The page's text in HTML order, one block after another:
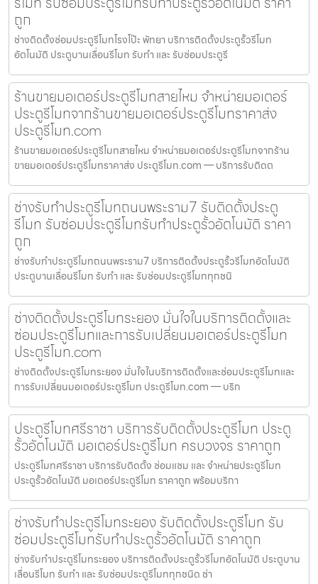
ถูก
ช่างติดตั้งซ่อมประตูรีโมทโรงโป๊ะ พัทยา บริการติดตั้งประตูรั้วรีโมท
อัตโนมัติ ประตูบานเลื่อนรีโมท รับทำ และ รับซ่อมประตูรี
ร้านขายมอเตอร์ประตูรีโมทสายไหม จำหน่ายมอเตอร์
ประตูรีโมทจากร้านขายมอเตอร์ประตูรีโมทราคาส่ง
ประตูรีโมท.com
ร้านขายมอเตอร์ประตูรีโมทสายไหม จำหน่ายมอเตอร์ประตูรีโมทจากร้าน
ขายมอเตอร์ประตูรีโมทราคาส่ง ประตูรีโมท.com — บริการรับติดต
ช่างรับทำประตูรีโมทถนนพระราม7 รับติดตั้งประตู
รีโมท รับซ่อมประตูรีโมทรับทำประตูรั้วอัตโนมัติ ราคา
ถูก
ช่างรับทำประตูรีโมทถนนพระราม7 บริการติดตั้งประตูรั้วรีโมทอัตโนมัติ
ประตูบานเลื่อนรีโมท รับทำ และ รับซ่อมประตูรีโมททุกชนิ
ช่างติดตั้งประตูรีโมทระยอง มั่นใจในบริการติดตั้งและ
ซ่อมประตูรีโมทและการรับเปลี่ยนมอเตอร์ประตูรีโมท
ประตูรีโมท.com
ช่างติดตั้งประตูรีโมทระยอง มั่นใจในบริการติดตั้งและซ่อมประตูรีโมทและ
การรับเปลี่ยนมอเตอร์ประตูรีโมท ประตูรีโมท.com — บริก
ประตูรีโมทศรีราชา บริการรับติดตั้งประตูรีโมท ประตู
รั้วอัตโนมัติ มอเตอร์ประตูรีโมท ครบวงจร ราคาถูก
ประตูรีโมทศรีราชา บริการรับติดตั้ง ซ่อมแซม และ จำหน่ายประตูรีโมท
ประตูรั้วอัตโนมัติ มอเตอร์ประตูรีโมท ราคาถูก พร้อมบริกา
ช่างรับทำประตูรีโมทระยอง รับติดตั้งประตูรีโมท รับ
ซ่อมประตูรีโมทรับทำประตูรั้วอัตโนมัติ ราคาถูก
ช่างรับทำประตูรีโมทระยอง บริการติดตั้งประตูรั้วรีโมทอัตโนมัติ ประตูบาน
เลื่อนรีโมท รับทำ และ รับซ่อมประตูรีโมททุกชนิด ช่า